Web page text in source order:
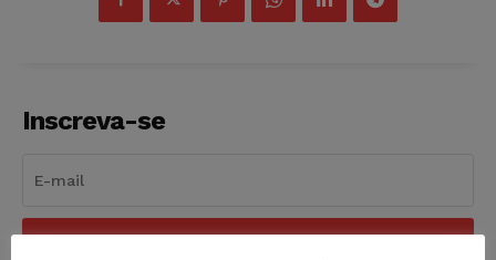
Inscreva-se